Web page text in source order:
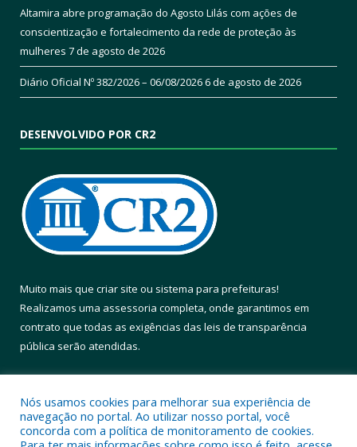
Altamira abre programação do Agosto Lilás com ações de
conscientização e fortalecimento da rede de proteção às
mulheres 7 de agosto de 2026
Diário Oficial Nº 382/2026 – 06/08/20266 de agosto de 2026
DESENVOLVIDO POR CR2
Muito mais que criar site ou sistema para prefeituras!
Realizamos uma assessoria completa, onde garantimos em
contrato que todas as exigências das leis de transparência
pública serão atendidas.
Nós usamos cookies para melhorar sua experiência de
navegação no portal. Ao utilizar nosso portal, você
concorda com a política de monitoramento de cookies.